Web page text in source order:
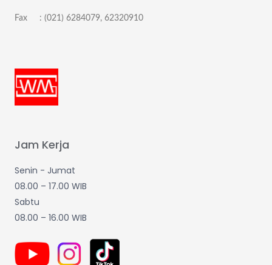
Fax : (021) 6284079, 62320910
Jam Kerja
Senin - Jumat
08.00 – 17.00 WIB
Sabtu
08.00 – 16.00 WIB